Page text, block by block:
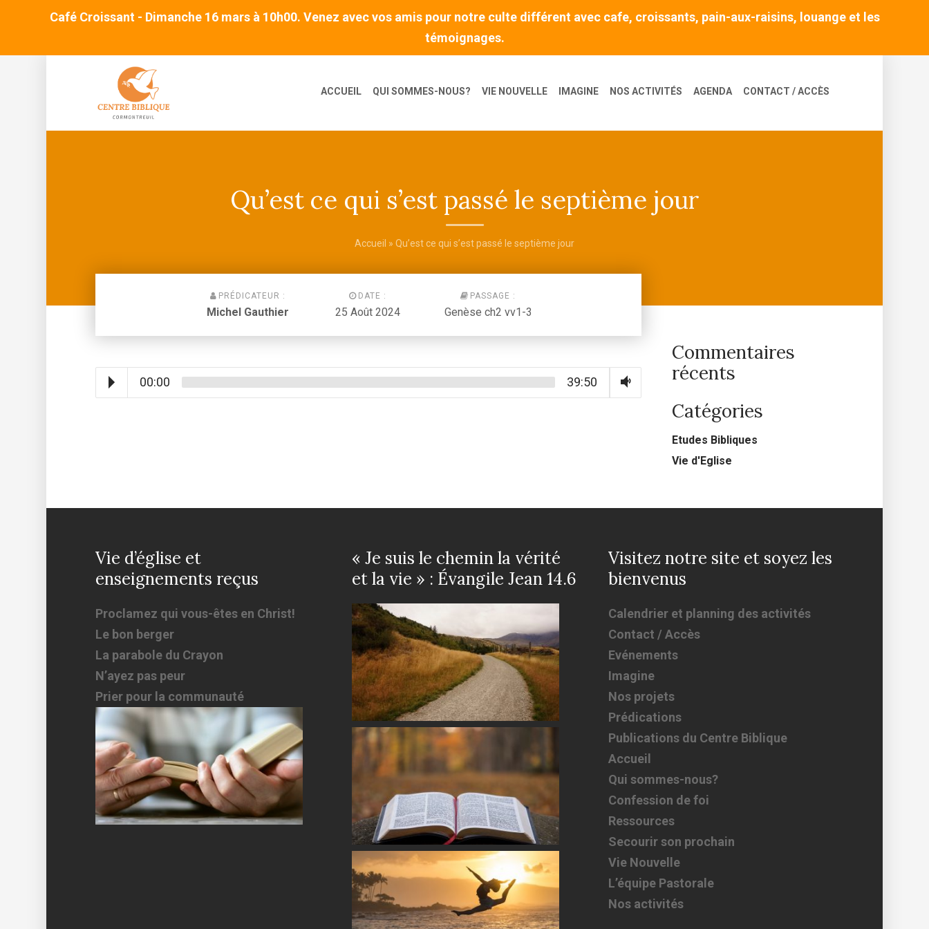
Café Croissant - Dimanche 16 mars à 10h00. Venez avec vos amis pour notre culte différent avec cafe, croissants, pain-aux-raisins, louange et les
témoignages.
ACCUEIL QUI SOMMES-NOUS? VIE NOUVELLE IMAGINE NOS ACTIVITÉS AGENDA CONTACT / ACCÈS
Qu’est ce qui s’est passé le septième jour
Accueil » Qu’est ce qui s’est passé le septième jour
PRÉDICATEUR :
Michel Gauthier
DATE :
25 Août 2024
PASSAGE :
Genèse ch2 vv1-3
00:00 39:50
Commentaires
récents
Catégories
Etudes Bibliques
Vie d'Eglise
Vie d’église et
enseignements reçus
Proclamez qui vous-êtes en Christ!
Le bon berger
La parabole du Crayon
N’ayez pas peur
Prier pour la communauté
« Je suis le chemin la vérité
et la vie » : Évangile Jean 14.6
Visitez notre site et soyez les
bienvenus
Calendrier et planning des activités
Contact / Accès
Evénements
Imagine
Nos projets
Prédications
Publications du Centre Biblique
Accueil
Qui sommes-nous?
Confession de foi
Ressources
Secourir son prochain
Vie Nouvelle
L’équipe Pastorale
Nos activités